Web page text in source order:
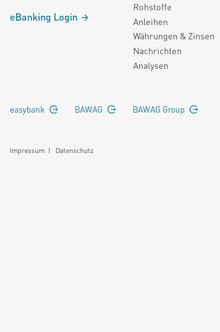
eBanking Login
Rohstoffe
Anleihen
Währungen & Zinsen
Nachrichten
Analysen
easybank BAWAG BAWAG Group
Impressum | Datenschutz